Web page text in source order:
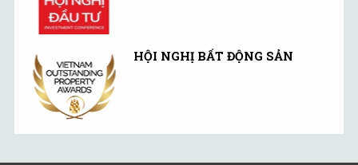
HỘI NGHỊ BẤT ĐỘNG SẢN